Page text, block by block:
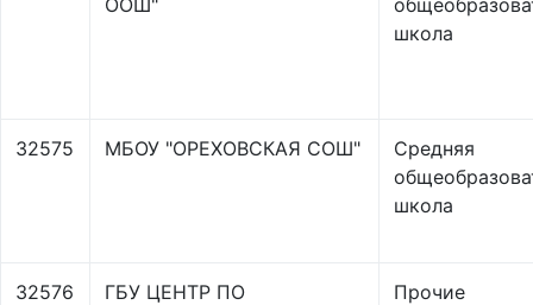
ООШ"
школа
32575 МБОУ "ОРЕХОВСКАЯ СОШ"
Средняя
школа
32576
ГБУ ЦЕНТР ПО
Прочие